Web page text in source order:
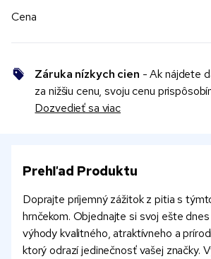
Cena
Záruka nízkych cien - Ak nájdete
za nižšiu cenu, svoju cenu
Dozvedieť sa viac
Prehľad Produktu
Doprajte príjemný zážitok z pitia s
hrnčekom. Objednajte si svoj ešte
výhody kvalitného, atraktívneho a
ktorý odrazí jedinečnosť vašej značky.